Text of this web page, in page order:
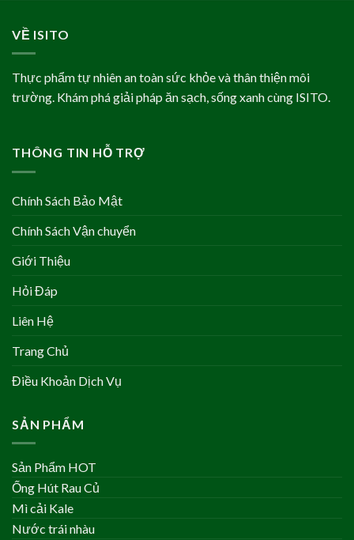
VỀ ISITO
Thực phẩm tự nhiên an toàn sức khỏe và thân thiện môi
trường. Khám phá giải pháp ăn sạch, sống xanh cùng ISITO.
THÔNG TIN HỖ TRỢ
Chính Sách Bảo Mật
Chính Sách Vận chuyển
Giới Thiệu
Hỏi Đáp
Liên Hệ
Trang Chủ
Điều Khoản Dịch Vụ
SẢN PHẨM
Sản Phẩm HOT
Ống Hút Rau Củ
Mì cải Kale
Nước trái nhàu